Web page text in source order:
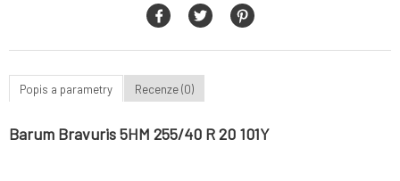
Popis a parametry Recenze (0)
Barum Bravuris 5HM 255/40 R 20 101Y